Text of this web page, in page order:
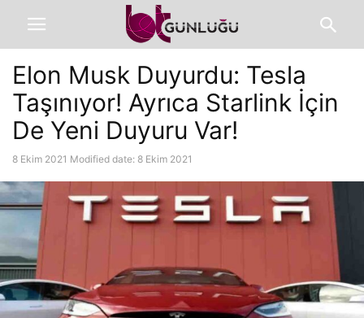
Elon Musk Duyurdu: Tesla
Taşınıyor! Ayrıca Starlink İçin
De Yeni Duyuru Var!
8 Ekim 2021 Modified date: 8 Ekim 2021